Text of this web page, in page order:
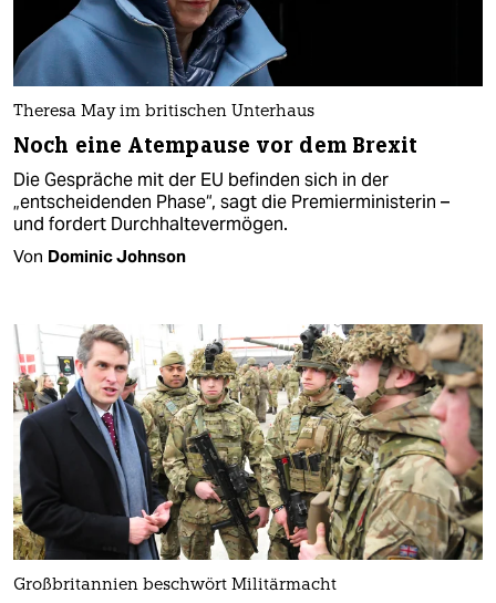
Theresa May im britischen Unterhaus
Noch eine Atempause vor dem Brexit
Die Gespräche mit der EU befinden sich in der
„entscheidenden Phase“, sagt die Premierministerin –
und fordert Durchhaltevermögen.
Von Dominic Johnson
Großbritannien beschwört Militärmacht